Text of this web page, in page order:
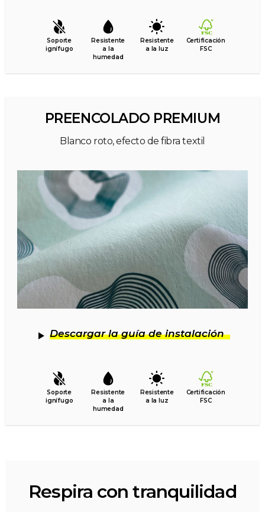
Soporte
ignífugo
Resistente
a la
humedad
Resistente
a la luz
Certificación
FSC
PREENCOLADO PREMIUM
Blanco roto, efecto de fibra textil
Descargar la guía de instalación
Soporte
ignífugo
Resistente
a la
humedad
Resistente
a la luz
Certificación
FSC
Respira con tranquilidad